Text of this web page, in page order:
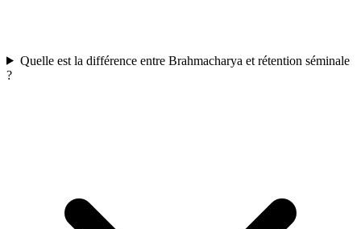
Quelle est la différence entre Brahmacharya et rétention séminale
?